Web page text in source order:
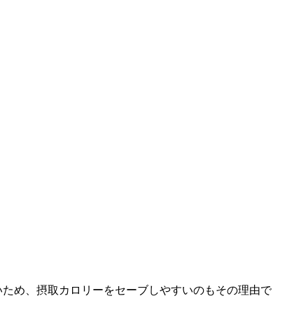
め、摂取カロリーをセーブしやすいのもその理由で